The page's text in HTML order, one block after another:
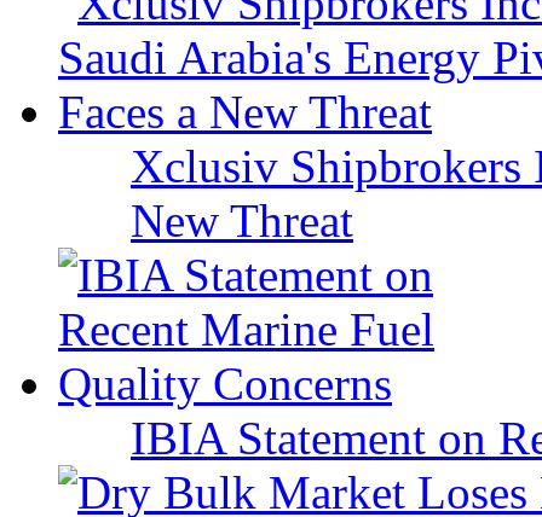
Xclusiv Shipbrokers
New Threat
IBIA Statement on